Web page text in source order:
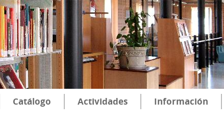
Catálogo Actividades Información